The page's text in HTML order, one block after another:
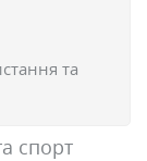
та
спорт